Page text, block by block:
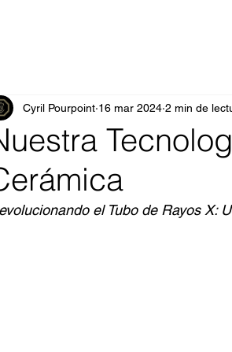
Cyril Pourpoint 16 mar 2024 2 min de
el Tubo de Rayos X: